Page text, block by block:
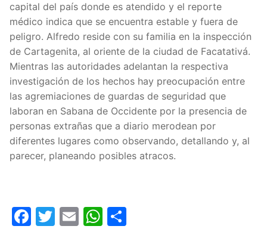
capital del país donde es atendido y el reporte
médico indica que se encuentra estable y fuera de
peligro. Alfredo reside con su familia en la inspección
de Cartagenita, al oriente de la ciudad de Facatativá.
Mientras las autoridades adelantan la respectiva
investigación de los hechos hay preocupación entre
las agremiaciones de guardas de seguridad que
laboran en Sabana de Occidente por la presencia de
personas extrañas que a diario merodean por
diferentes lugares como observando, detallando y, al
parecer, planeando posibles atracos.
Facebook
Twitter
EmailWhatsApp